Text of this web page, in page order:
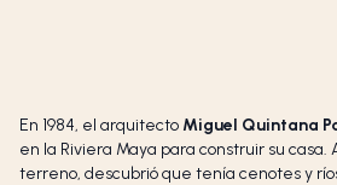
En 1984, el arquitecto Miguel Quintana
en la Riviera Maya para construir su
terreno, descubrió que tenía cenotes y